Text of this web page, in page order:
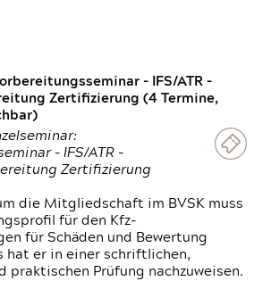
- IFS/ATR -
Zertifizierung (4 Termine,
- IFS/ATR -
Zertifizierung
die Mitgliedschaft im BVSK muss
für den Kfz-
für Schäden und Bewertung
hat er in einer schriftlichen,
praktischen Prüfung nachzuweisen.